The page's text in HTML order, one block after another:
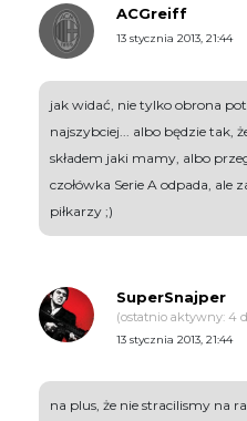
ACGreiff
13 stycznia 2013, 21:44
jak widać, nie tylko obrona
najszybciej... albo będzie tak,
składem jaki mamy, albo
czołówka Serie A odpada, ale
piłkarzy ;)
SuperSnajper
(ostatnio aktywny: 4
13 stycznia 2013, 21:44
na plus, że nie stracilismy na